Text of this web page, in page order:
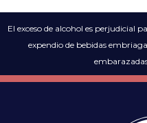
El exceso de alcohol es perjudicial
expendio de bebidas